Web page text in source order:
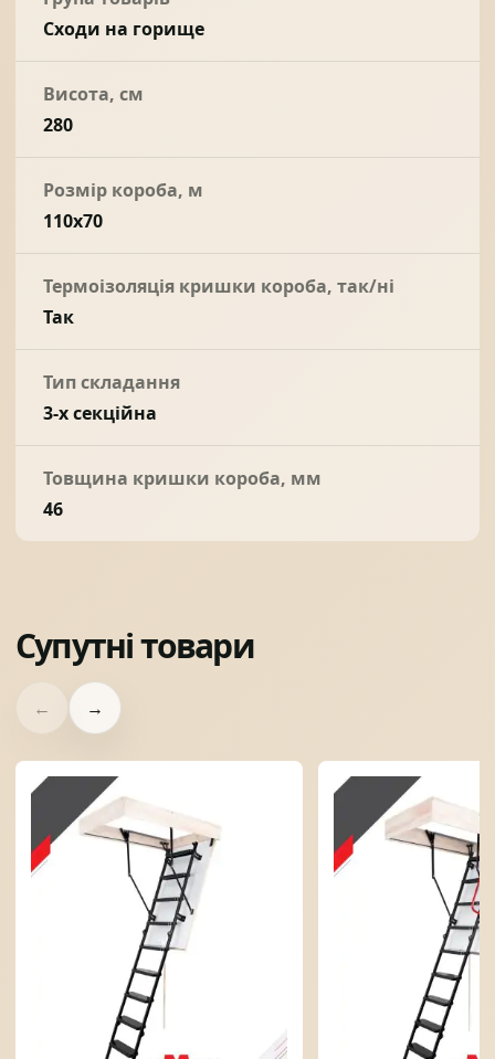
Сходи на горище
Висота, см
280
Розмір короба, м
110x70
Термоізоляція кришки короба, так/ні
Так
Тип складання
3-х секційна
Товщина кришки короба, мм
46
Супутні товари
← →